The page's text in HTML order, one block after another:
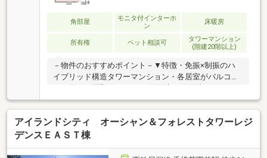
ます ━━━━━・・・物件の詳細・ご相談はお気軽に
お問い合わせください。
角部屋
モニタ付インターホ
ン
床暖房
所有権 ペット相談可
タワーマンション
(階建20階以上)
－物件のおすすめポイント－▼特徴・免振×制振のハ
イブリッド構造タワーマンション・各居室がバルコニ
ーに面する間取り・LDKは2面採光・回遊性のあるアイ
ランドキッチン・WIC、各居室収納を確保・玄関収
納、SC有・ペット飼育可能(細則有)・駐車場承継可
能・来客用パーキング・EV車充電設備有▼設備・食洗
機・ディスポーザー・床暖房(LD)・浴室は1618サイ
きるリビ■ ご希望の住まい探しをお手伝いします
アイランドシティ オーシャン＆フォレストタワーレジ
デンスＥＡＳＴ棟